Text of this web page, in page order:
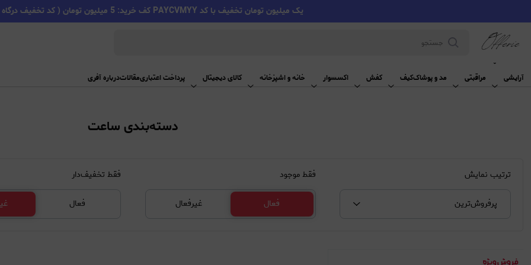
یک میلیون تومان تخفیف با کد PAYCVMYY کف خرید: 5 میلیون تومان ( کد تخفیف درگاه اسنپ پی )
آرایشی مراقبتی مد و پوشاککیف کفش اکسسوار خانه و اشپزخانه کالای دیجیتال پرداخت اعتباریمقالاتدرباره آفری
دسته‌بندی ساعت
ترتیب نمایش
پرفروش‌‌ترین
فقط موجود
فعال غیرفعال
فقط تخفیف‌دار
فعال